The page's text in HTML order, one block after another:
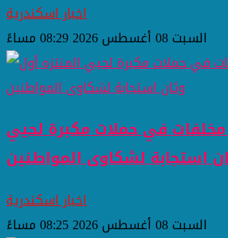
اخبار اسكندرية
السبت 08 أغسطس 2026 08:29 مساءً
طن مخلفات في حملات مكبرة لحيي
استجابة لشكاوى المواطنين
اخبار اسكندرية
السبت 08 أغسطس 2026 08:25 مساءً